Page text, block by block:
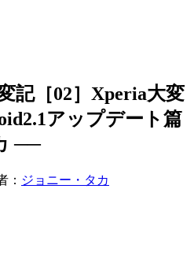
記［02］Xperia大変
アップデート篇
──
： ジョニー・タカ